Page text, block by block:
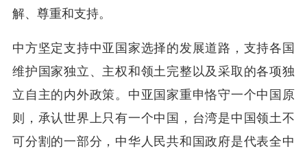
解、尊重和支持。
中方坚定支持中亚国家选择的发展道路，支持各国
维护国家独立、主权和领土完整以及采取的各项独
立自主的内外政策。中亚国家重申恪守一个中国原
则，承认世界上只有一个中国，台湾是中国领土不
可分割的一部分，中华人民共和国政府是代表全中